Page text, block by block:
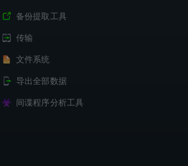
备份提取工具
传输
文件系统
导出全部数据
间谍程序分析工具